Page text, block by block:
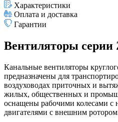
Характеристики
Оплата и доставка
Гарантии
Вентиляторы серии
Канальные вентиляторы
предназначены для
воздуховодах приточных и
жилых, общественных и
оснащены рабочими колесами с
двигателями с внешним